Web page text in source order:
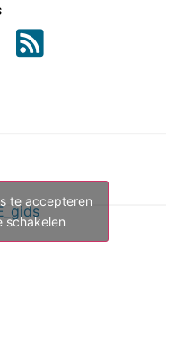
te accepteren
schakelen